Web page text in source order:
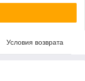
Условия возврата